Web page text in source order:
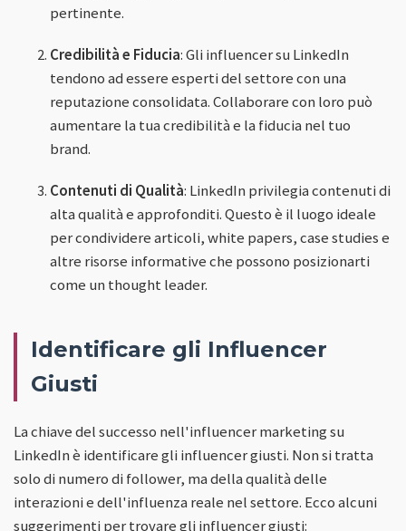
pertinente.
Credibilità e Fiducia: Gli influencer su LinkedIn
tendono ad essere esperti del settore con una
reputazione consolidata. Collaborare con loro può
aumentare la tua credibilità e la fiducia nel tuo
brand.
Contenuti di Qualità: LinkedIn privilegia contenuti di
alta qualità e approfonditi. Questo è il luogo ideale
per condividere articoli, white papers, case studies e
altre risorse informative che possono posizionarti
come un thought leader.
Identificare gli Influencer
Giusti
La chiave del successo nell'influencer marketing su
LinkedIn è identificare gli influencer giusti. Non si tratta
solo di numero di follower, ma della qualità delle
interazioni e dell'influenza reale nel settore. Ecco alcuni
suggerimenti per trovare gli influencer giusti: